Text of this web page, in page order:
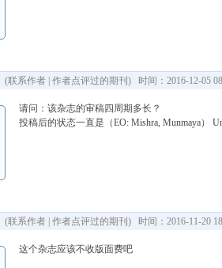
(联系作者| 作者点评过的期刊 ) 时间：2016-12-05
请问：该杂志的审稿四周期多长？
投稿后的状态一直是（EO: Mishra, Munmaya）
(联系作者| 作者点评过的期刊 ) 时间：2016-11-20
这个杂志应该不收版面费吧